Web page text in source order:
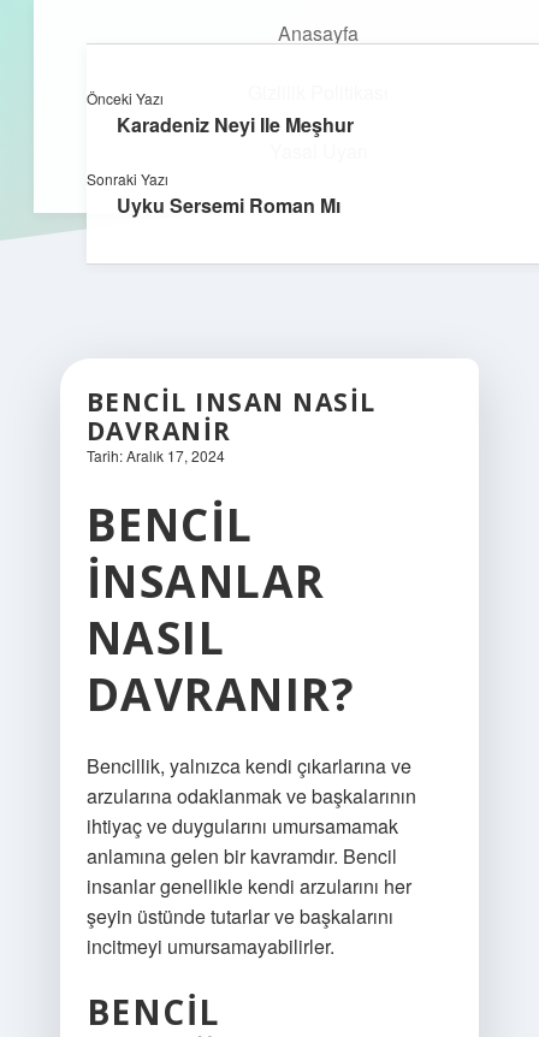
Anasayfa
aç
BENCIL INSAN NASIL
DAVRANIR
Tarih: Aralık 17, 2024
BENCIL
INSANLAR
NASIL
DAVRANIR?
Bencillik, yalnızca kendi çıkarlarına ve
arzularına odaklanmak ve başkalarının
ihtiyaç ve duygularını umursamamak
anlamına gelen bir kavramdır. Bencil
insanlar genellikle kendi arzularını her
şeyin üstünde tutarlar ve başkalarını
incitmeyi umursamayabilirler.
BENCIL
Önceki Yazı
Karadeniz Neyi Ile Meşhur
Sonraki Yazı
Uyku Sersemi Roman Mı